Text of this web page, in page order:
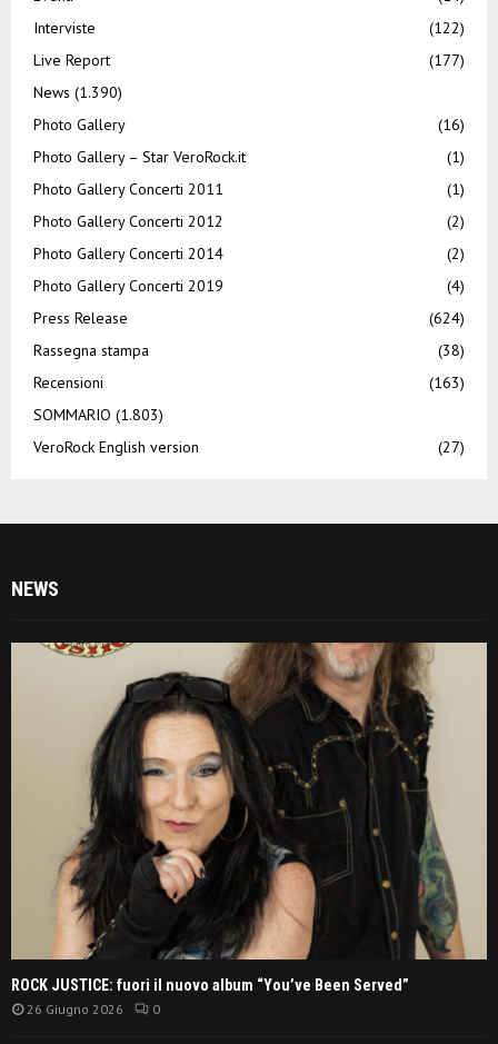
Interviste
(122)
Live Report
(177)
News (1.390)
Photo Gallery
(16)
Photo Gallery – Star VeroRock.it
(1)
Photo Gallery Concerti 2011
(1)
Photo Gallery Concerti 2012
(2)
Photo Gallery Concerti 2014
(2)
Photo Gallery Concerti 2019
(4)
Press Release
(624)
Rassegna stampa
(38)
Recensioni
(163)
SOMMARIO (1.803)
VeroRock English version
(27)
NEWS
ROCK JUSTICE: fuori il nuovo album “You’ve Been Served”
26 Giugno 2026 0